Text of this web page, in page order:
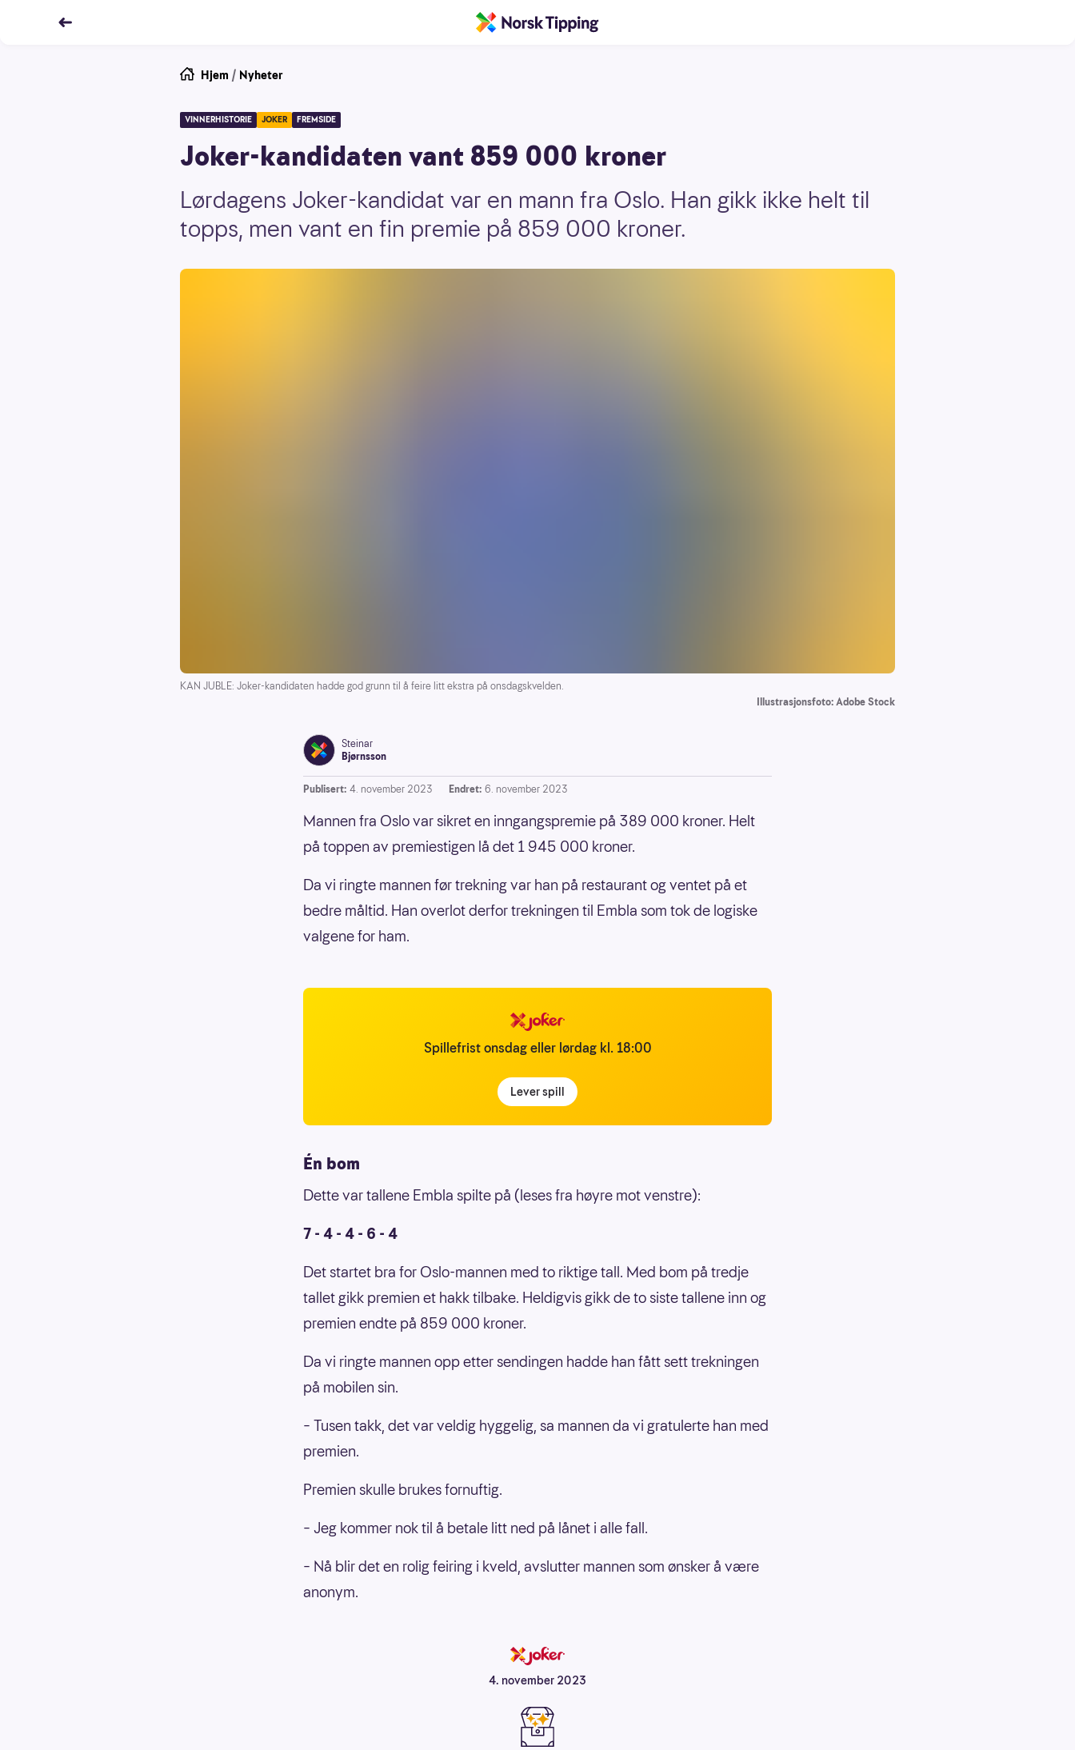
Hjem / Nyheter
VINNERHISTORIE JOKER FREMSIDE
Joker-kandidaten vant 859 000 kroner
Lørdagens Joker-kandidat var en mann fra Oslo. Han gikk ikke helt til
topps, men vant en fin premie på 859 000 kroner.
KAN JUBLE: Joker-kandidaten hadde god grunn til å feire litt ekstra på onsdagskvelden.
Illustrasjonsfoto: Adobe Stock
Steinar
Bjørnsson
Publisert: 4. november 2023 Endret: 6. november 2023
Mannen fra Oslo var sikret en inngangspremie på 389 000 kroner. Helt
på toppen av premiestigen lå det 1 945 000 kroner.
Da vi ringte mannen før trekning var han på restaurant og ventet på et
bedre måltid. Han overlot derfor trekningen til Embla som tok de logiske
valgene for ham.
Spillefrist onsdag eller lørdag kl. 18:00
Lever spill
Én bom
Dette var tallene Embla spilte på (leses fra høyre mot venstre):
7 - 4 - 4 - 6 - 4
Det startet bra for Oslo-mannen med to riktige tall. Med bom på tredje
tallet gikk premien et hakk tilbake. Heldigvis gikk de to siste tallene inn og
premien endte på 859 000 kroner.
Da vi ringte mannen opp etter sendingen hadde han fått sett trekningen
på mobilen sin.
– Tusen takk, det var veldig hyggelig, sa mannen da vi gratulerte han med
premien.
Premien skulle brukes fornuftig.
– Jeg kommer nok til å betale litt ned på lånet i alle fall.
– Nå blir det en rolig feiring i kveld, avslutter mannen som ønsker å være
anonym.
4. november 2023